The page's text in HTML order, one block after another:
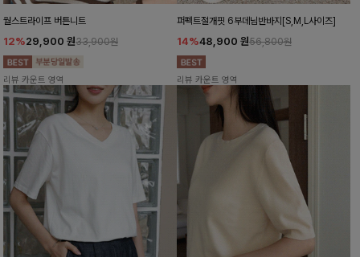
월스트라이프 버튼니트
12%29,900 원33,900원
리뷰 카운트 영역
퍼펙트절개핏 6부데님반바지[S,M,L사이즈]
14%48,900 원56,800원
리뷰 카운트 영역